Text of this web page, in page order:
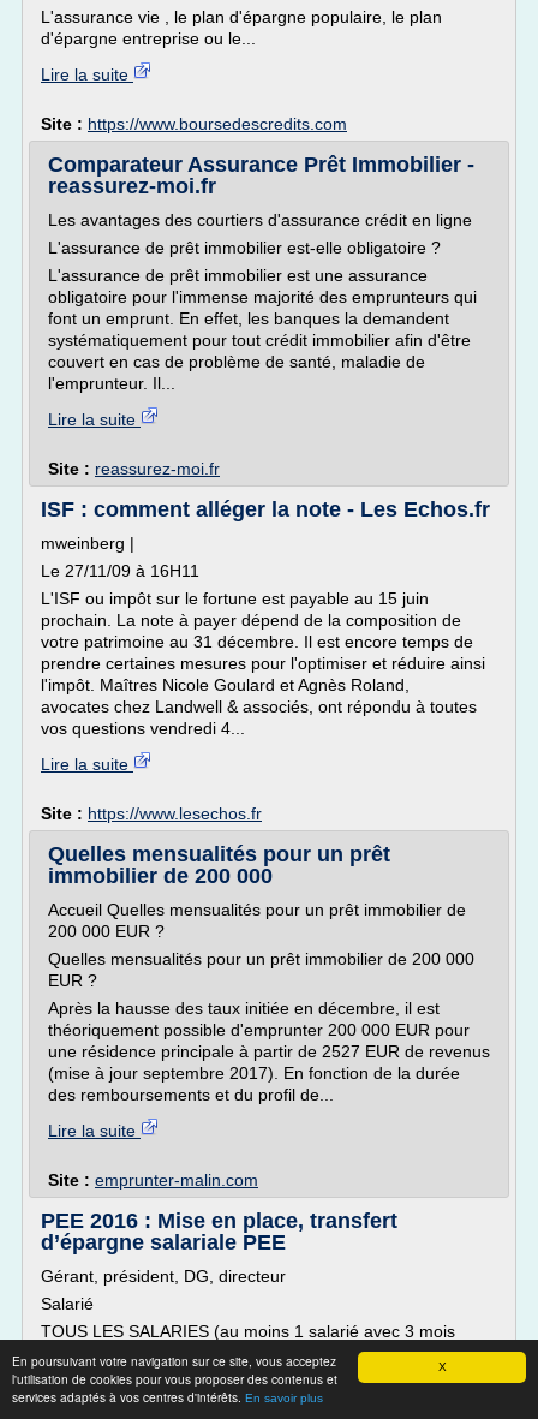
X
En poursuivant votre navigation sur ce site, vous acceptez
l'utilisation de cookies pour vous proposer des contenus et
services adaptés à vos centres d'intérêts. En savoir plus
L'assurance vie , le plan d'épargne populaire, le plan
d'épargne entreprise ou le...
Lire la suite
Site : https://www.boursedescredits.com
Comparateur Assurance Prêt Immobilier -
reassurez-moi.fr
Les avantages des courtiers d'assurance crédit en ligne
L'assurance de prêt immobilier est-elle obligatoire ?
L'assurance de prêt immobilier est une assurance
obligatoire pour l'immense majorité des emprunteurs qui
font un emprunt. En effet, les banques la demandent
systématiquement pour tout crédit immobilier afin d'être
couvert en cas de problème de santé, maladie de
l'emprunteur. Il...
Lire la suite
Site : reassurez-moi.fr
ISF : comment alléger la note - Les Echos.fr
mweinberg |
Le 27/11/09 à 16H11
L'ISF ou impôt sur le fortune est payable au 15 juin
prochain. La note à payer dépend de la composition de
votre patrimoine au 31 décembre. Il est encore temps de
prendre certaines mesures pour l'optimiser et réduire ainsi
l'impôt. Maîtres Nicole Goulard et Agnès Roland,
avocates chez Landwell & associés, ont répondu à toutes
vos questions vendredi 4...
Lire la suite
Site : https://www.lesechos.fr
Quelles mensualités pour un prêt
immobilier de 200 000
Accueil Quelles mensualités pour un prêt immobilier de
200 000 EUR ?
Quelles mensualités pour un prêt immobilier de 200 000
EUR ?
Après la hausse des taux initiée en décembre, il est
théoriquement possible d'emprunter 200 000 EUR pour
une résidence principale à partir de 2527 EUR de revenus
(mise à jour septembre 2017). En fonction de la durée
des remboursements et du profil de...
Lire la suite
Site : emprunter-malin.com
PEE 2016 : Mise en place, transfert
d’épargne salariale PEE
Gérant, président, DG, directeur
Salarié
TOUS LES SALARIES (au moins 1 salarié avec 3 mois
d'ancienneté minimum) CDD, CDI, contrats en alternance*,
contrat d'apprentissage*, pas les stagiaires
Conjoint